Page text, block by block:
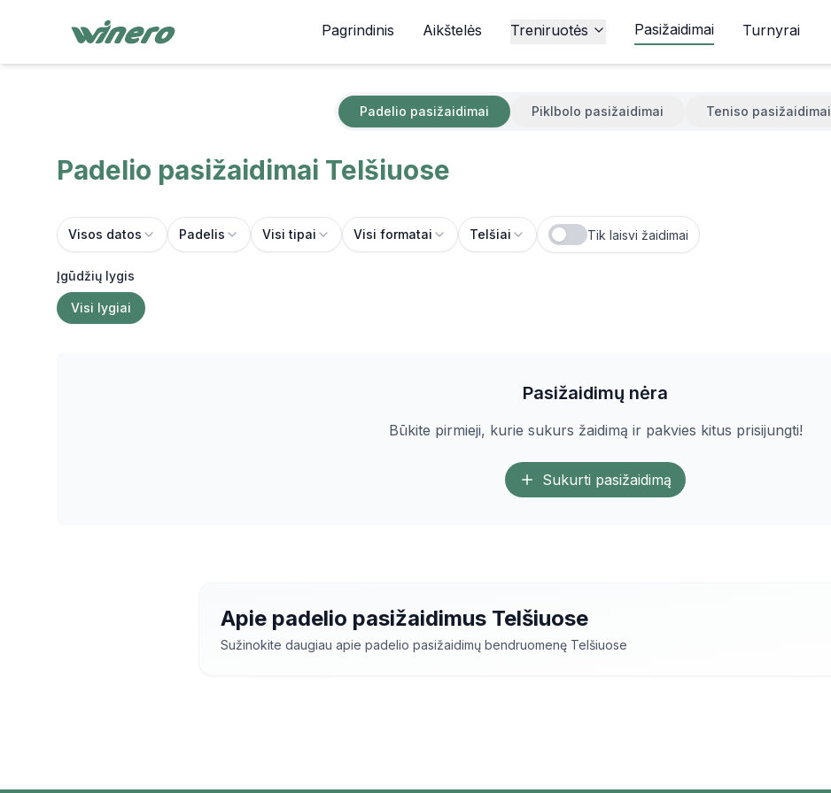
Pagrindinis Aikštelės Treniruotės Pasižaidimai Turnyrai
Padelio pasižaidimai Piklbolo pasižaidimai Teniso pasižaidimai
Padelio pasižaidimai Telšiuose
Visos datos Padelis Visi tipai Visi formatai Telšiai Tik laisvi žaidimai
Įgūdžių lygis
Visi lygiai
Pasižaidimų nėra
Būkite pirmieji, kurie sukurs žaidimą ir pakvies kitus prisijungti!
Sukurti pasižaidimą
Apie padelio pasižaidimus Telšiuose
Sužinokite daugiau apie padelio pasižaidimų bendruomenę Telšiuose